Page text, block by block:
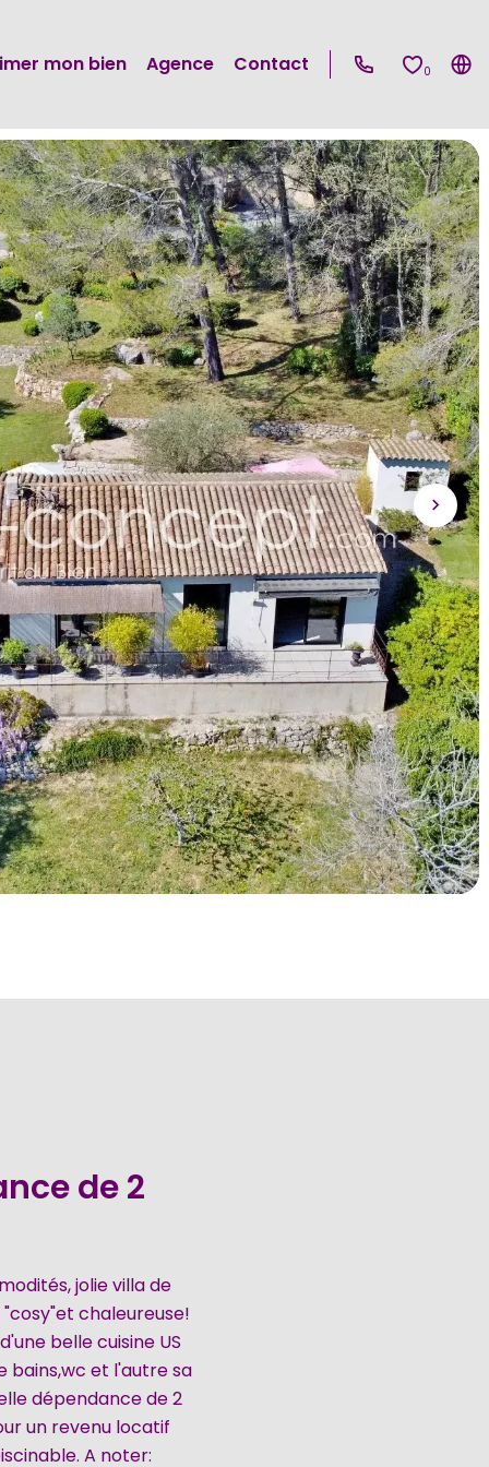
mon bien Agence Contact 0
de 2
jolie villa de
chaleureuse!
belle cuisine US
bains,wc et l'autre sa
dépendance de 2
un revenu locatif
A noter: